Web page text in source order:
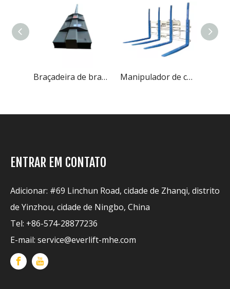
Manipulador de carga múltipla de acessórios e peças de empilhadeira Extensões de garfo de acessórios e peças de empilhadeira
ENTRAR EM CONTATO
Adicionar: #69 Linchun Road, cidade de Zhanqi, distrito
de Yinzhou, cidade de Ningbo, China
Tel: +86-574-28877236
E-mail: service@everlift-mhe.com